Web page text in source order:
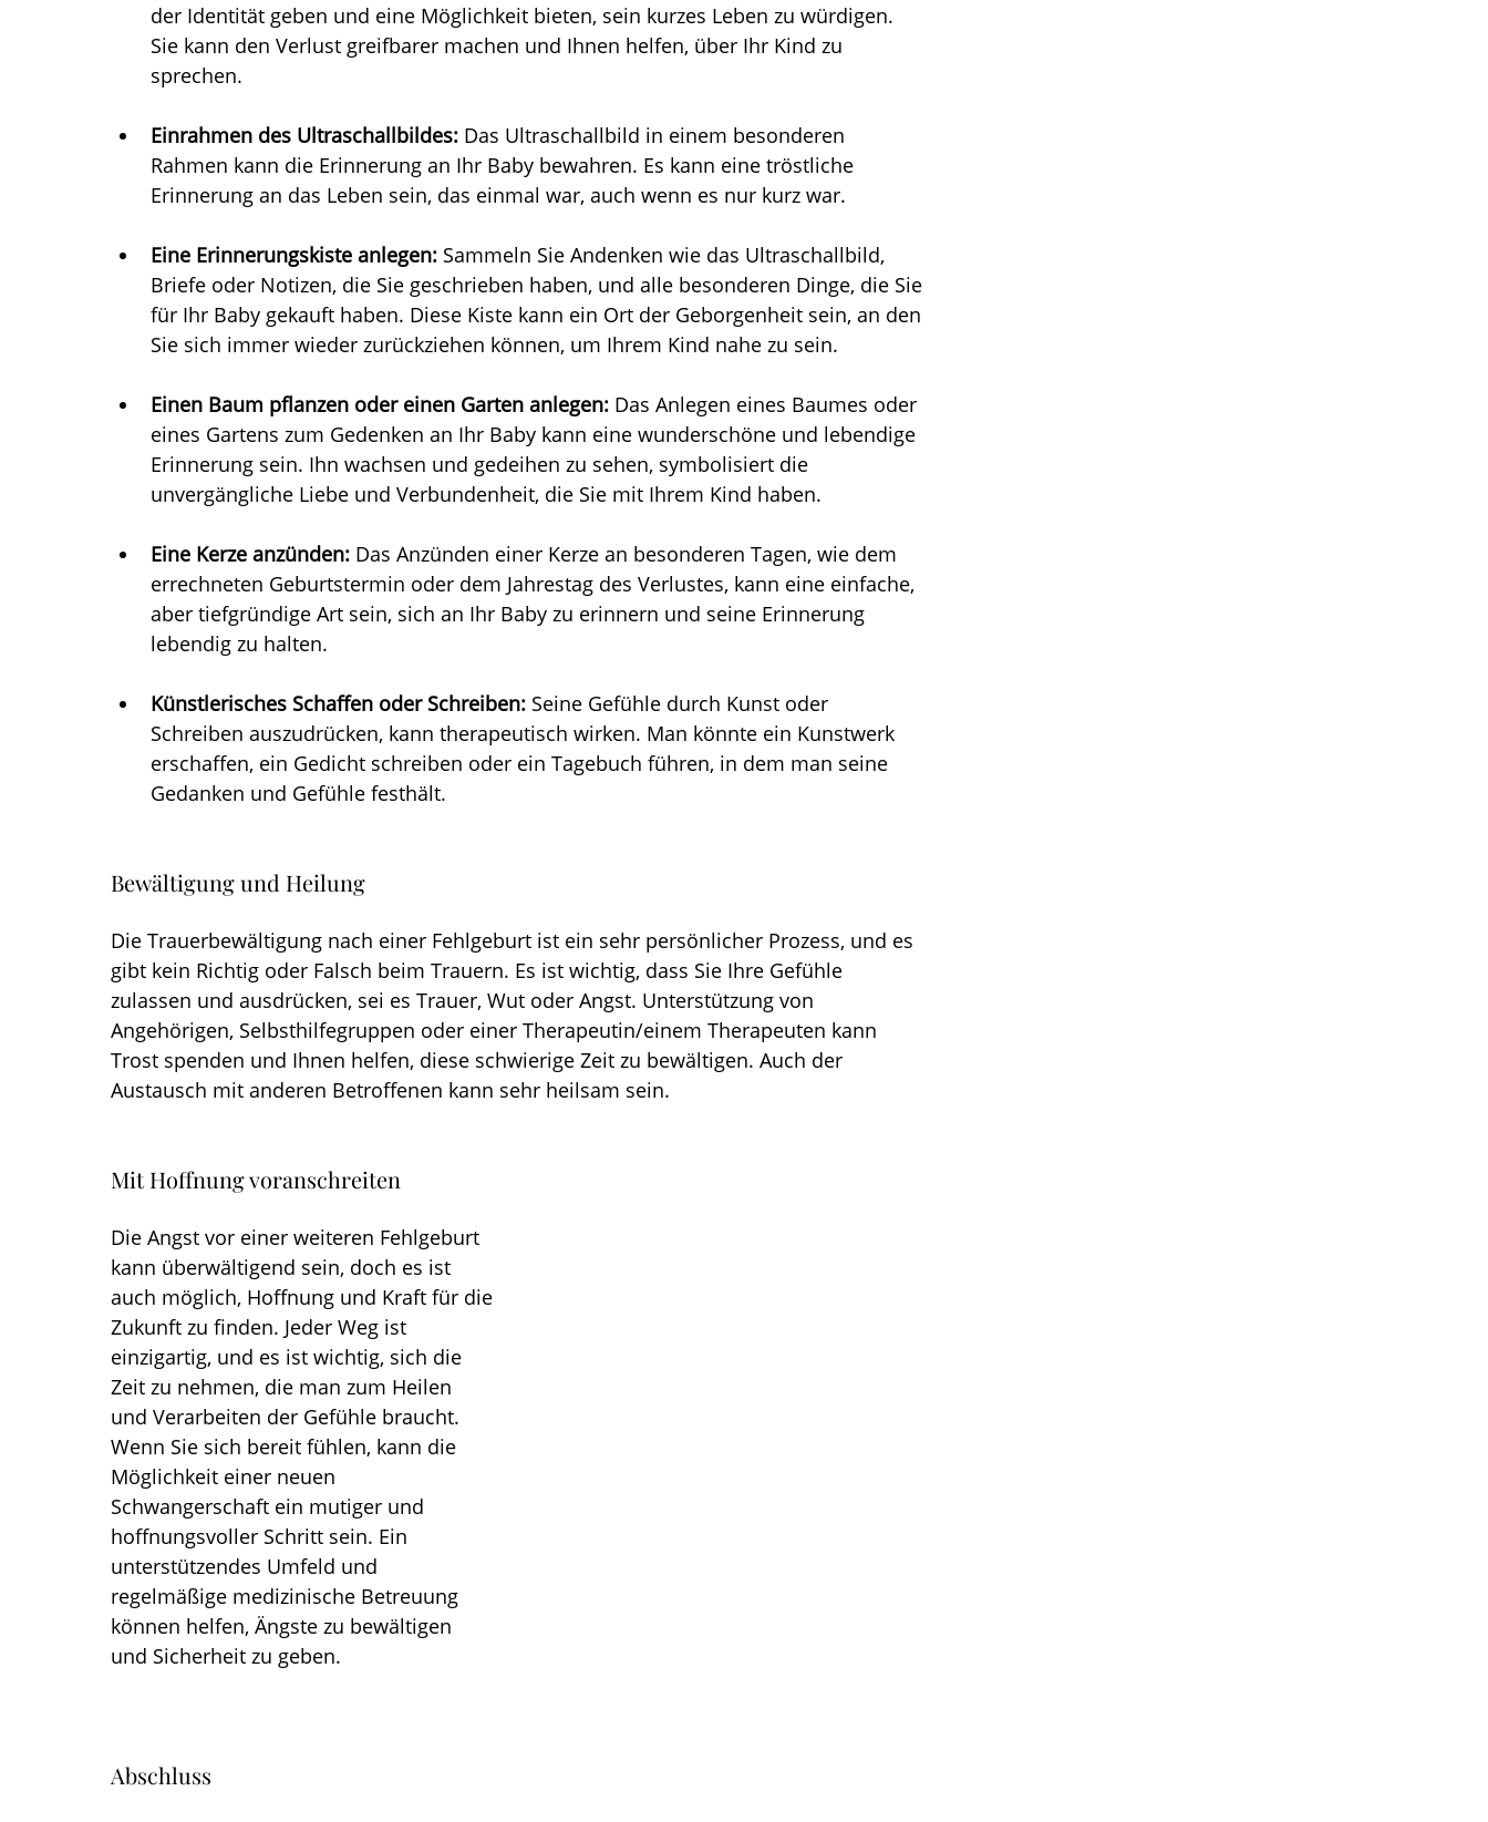
der Identität geben und eine Möglichkeit bieten, sein kurzes Leben zu würdigen.
Sie kann den Verlust greifbarer machen und Ihnen helfen, über Ihr Kind zu
sprechen.
Einrahmen des Ultraschallbildes: Das Ultraschallbild in einem besonderen
Rahmen kann die Erinnerung an Ihr Baby bewahren. Es kann eine tröstliche
Erinnerung an das Leben sein, das einmal war, auch wenn es nur kurz war.
Eine Erinnerungskiste anlegen: Sammeln Sie Andenken wie das Ultraschallbild,
Briefe oder Notizen, die Sie geschrieben haben, und alle besonderen Dinge, die Sie
für Ihr Baby gekauft haben. Diese Kiste kann ein Ort der Geborgenheit sein, an den
Sie sich immer wieder zurückziehen können, um Ihrem Kind nahe zu sein.
Einen Baum pflanzen oder einen Garten anlegen: Das Anlegen eines Baumes oder
eines Gartens zum Gedenken an Ihr Baby kann eine wunderschöne und lebendige
Erinnerung sein. Ihn wachsen und gedeihen zu sehen, symbolisiert die
unvergängliche Liebe und Verbundenheit, die Sie mit Ihrem Kind haben.
Eine Kerze anzünden: Das Anzünden einer Kerze an besonderen Tagen, wie dem
errechneten Geburtstermin oder dem Jahrestag des Verlustes, kann eine einfache,
aber tiefgründige Art sein, sich an Ihr Baby zu erinnern und seine Erinnerung
lebendig zu halten.
Künstlerisches Schaffen oder Schreiben: Seine Gefühle durch Kunst oder
Schreiben auszudrücken, kann therapeutisch wirken. Man könnte ein Kunstwerk
erschaffen, ein Gedicht schreiben oder ein Tagebuch führen, in dem man seine
Gedanken und Gefühle festhält.
Bewältigung und Heilung
Die Trauerbewältigung nach einer Fehlgeburt ist ein sehr persönlicher Prozess, und es
gibt kein Richtig oder Falsch beim Trauern. Es ist wichtig, dass Sie Ihre Gefühle
zulassen und ausdrücken, sei es Trauer, Wut oder Angst. Unterstützung von
Angehörigen, Selbsthilfegruppen oder einer Therapeutin/einem Therapeuten kann
Trost spenden und Ihnen helfen, diese schwierige Zeit zu bewältigen. Auch der
Austausch mit anderen Betroffenen kann sehr heilsam sein.
Mit Hoffnung voranschreiten
Die Angst vor einer weiteren Fehlgeburt
kann überwältigend sein, doch es ist
auch möglich, Hoffnung und Kraft für die
Zukunft zu finden. Jeder Weg ist
einzigartig, und es ist wichtig, sich die
Zeit zu nehmen, die man zum Heilen
und Verarbeiten der Gefühle braucht.
Wenn Sie sich bereit fühlen, kann die
Möglichkeit einer neuen
Schwangerschaft ein mutiger und
hoffnungsvoller Schritt sein. Ein
unterstützendes Umfeld und
regelmäßige medizinische Betreuung
können helfen, Ängste zu bewältigen
und Sicherheit zu geben.
Abschluss